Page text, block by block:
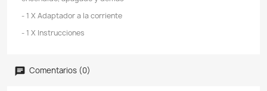
- Brinda opciones para ajustar el brillo y el
encendido/apagado automático. Destacado
disminución de la intensidad de 15 o 30 minutos para
completamente apagada.